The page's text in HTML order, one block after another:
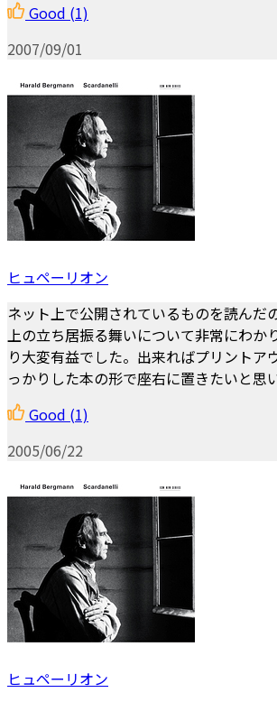
Good (1)
2007/09/01
ヒュペーリオン
ネット上で公開されているものを読んだ
上の立ち居振る舞いについて非常にわか
り大変有益でした。出来ればプリントア
っかりした本の形で座右に置きたいと思い
Good (1)
2005/06/22
ヒュペーリオン